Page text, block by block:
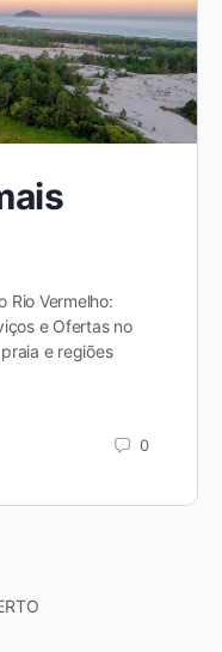
Rio Vermelho:
e Ofertas no
e regiões
0